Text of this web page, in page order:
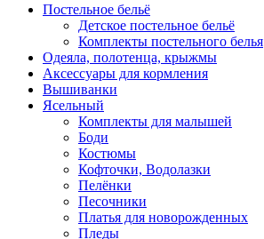
Постельное бельё
Детское постельное бельё
Комплекты постельного белья
Одеяла, полотенца, крыжмы
Аксессуары для кормления
Вышиванки
Ясельный
Комплекты для малышей
Боди
Костюмы
Кофточки, Водолазки
Пелёнки
Песочники
Платья для новорожденных
Пледы